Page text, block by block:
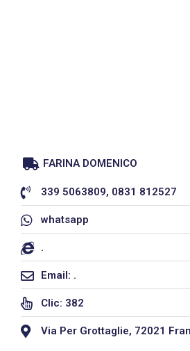
FARINA DOMENICO
339 5063809, 0831 812527
whatsapp
.
Email: .
Clic: 382
Via Per Grottaglie, 72021